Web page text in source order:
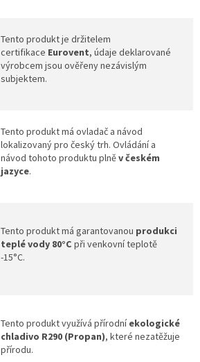
Tento produkt je držitelem
certifikace Eurovent, údaje deklarované
výrobcem jsou ověřeny nezávislým
subjektem.
Tento produkt má ovladač a návod
lokalizovaný pro český trh. Ovládání a
návod tohoto produktu plněv českém
jazyce.
Tento produkt má garantovanou produkci
teplé vody 80°C při venkovní teplotě
-15°C.
Tento produkt využívá přírodníekologické
chladivo R290 (Propan), které nezatěžuje
přírodu.